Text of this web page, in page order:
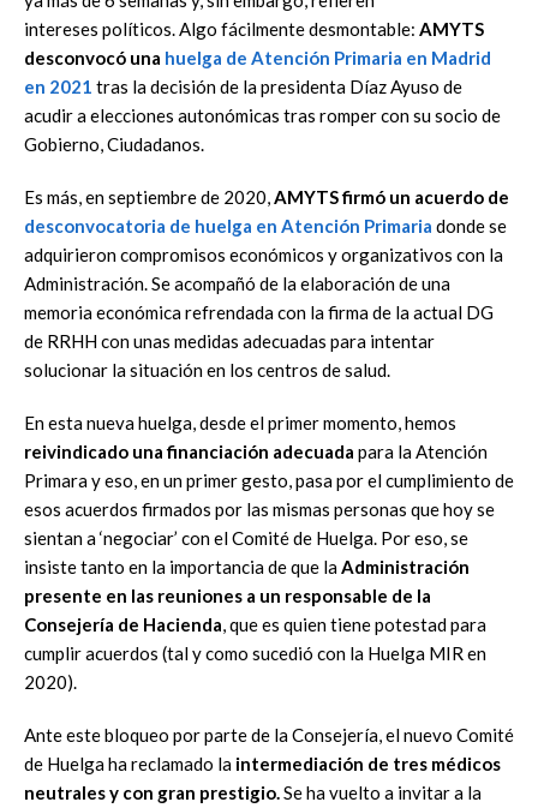
intereses políticos.Algo fácilmentedesmontable: AMYTS
desconvocó una huelga de Atención Primaria en Madrid
en 2021 tras la decisión de la presidenta Díaz Ayuso de
acudir a elecciones autonómicas tras romper con su socio de
Gobierno, Ciudadanos.
Es más, en septiembre de 2020,AMYTS firmó un acuerdo de
desconvocatoria de huelga en Atención Primaria donde se
adquirieron compromisos económicos y organizativos con la
Administración. Se acompañó de la elaboración de una
memoria económica refrendada con lafirma de la actual DG
de RRHH con unas medidas adecuadas para intentar
solucionar lasituación en los centros de salud.
En esta nueva huelga, desde el primer momento,hemos
reivindicado una financiación adecuada para la Atención
Primara y eso, en un primer gesto, pasa por el cumplimiento de
esos acuerdos firmados por las mismas personas que hoy se
sientan a ‘negociar’ con el Comité de Huelga. Por eso, se
insiste tanto en la importancia de que laAdministración
presente en las reuniones a un responsable de la
Consejería de Hacienda, que es quien tiene potestad para
cumplir acuerdos (tal y como sucedió con la Huelga MIR en
2020).
Ante este bloqueo por parte de la Consejería, el nuevo Comité
de Huelga ha reclamado la intermediación de tres médicos
neutralesy con gran prestigio.Se ha vuelto a invitar a la